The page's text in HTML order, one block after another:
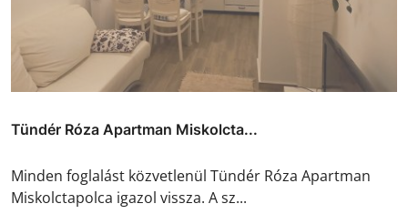
Tündér Róza Apartman Miskolcta...
Minden foglalást közvetlenül Tündér Róza Apartman
Miskolctapolca igazol vissza. A sz...